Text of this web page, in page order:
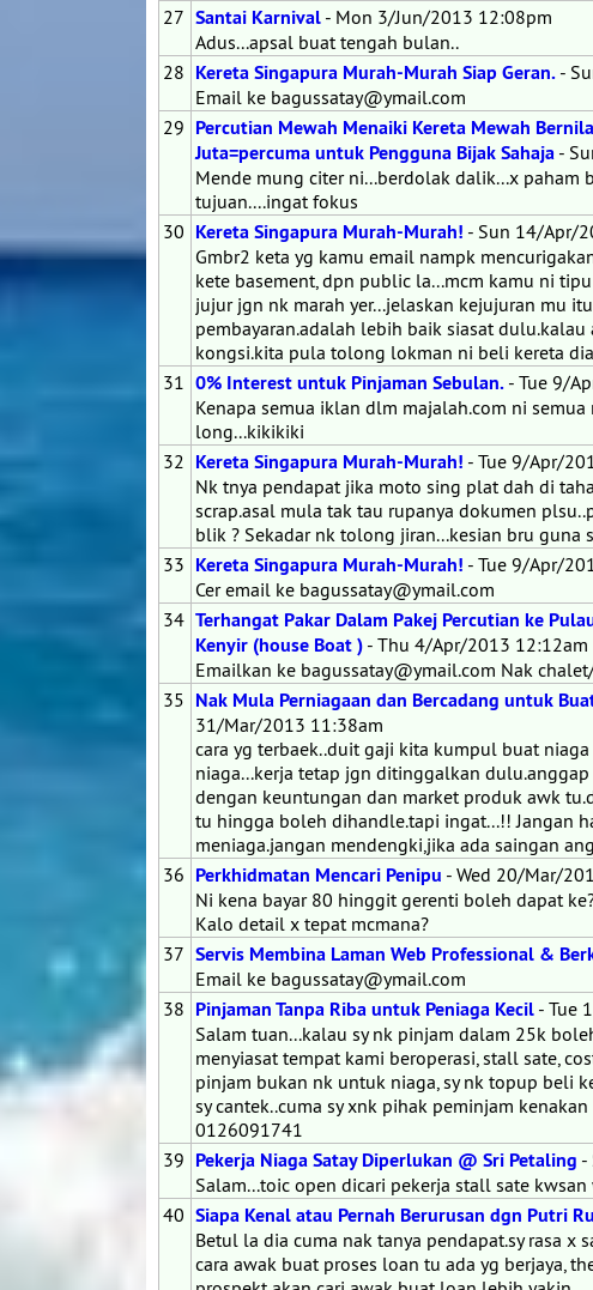
27 Santai Karnival - Mon 3/Jun/2013 12:08pm
Adus...apsal buat tengah bulan..
28 Kereta Singapura Murah-Murah Siap Geran. -
Email ke bagussatay@ymail.com
29 Percutian Mewah Menaiki Kereta Mewah
Juta=percuma untuk Pengguna Bijak Sahaja -
Mende mung citer ni...berdolak dalik...x paham
tujuan....ingat fokus
30 Kereta Singapura Murah-Murah! - Sun 14/Apr/
Gmbr2 keta yg kamu email nampk
kete basement, dpn public la...mcm kamu ni
jujur jgn nk marah yer...jelaskan kejujuran mu
pembayaran.adalah lebih baik siasat
kongsi.kita pula tolong lokman ni beli kereta
31 0% Interest untuk Pinjaman Sebulan. - Tue 9/
Kenapa semua iklan dlm majalah.com ni
long...kikikiki
32 Kereta Singapura Murah-Murah! - Tue 9/Apr/
Nk tnya pendapat jika moto sing plat dah di
scrap.asal mula tak tau rupanya dokumen
blik ? Sekadar nk tolong jiran...kesian bru guna
33 Kereta Singapura Murah-Murah! - Tue 9/Apr/
Cer email ke bagussatay@ymail.com
34 Terhangat Pakar Dalam Pakej Percutian ke
Kenyir (house Boat ) - Thu 4/Apr/2013 12:12am
Emailkan ke bagussatay@ymail.com Nak
35 Nak Mula Perniagaan dan Bercadang untuk
31/Mar/2013 11:38am
cara yg terbaek..duit gaji kita kumpul buat
niaga...kerja tetap jgn ditinggalkan
dengan keuntungan dan market produk awk
tu hingga boleh dihandle.tapi ingat...!! Jangan
meniaga.jangan mendengki,jika ada saingan
36 Perkhidmatan Mencari Penipu - Wed 20/Mar/
Ni kena bayar 80 hinggit gerenti boleh dapat
Kalo detail x tepat mcmana?
37 Servis Membina Laman Web Professional &
Email ke bagussatay@ymail.com
38 Pinjaman Tanpa Riba untuk Peniaga Kecil - Tue
Salam tuan...kalau sy nk pinjam dalam 25k
menyiasat tempat kami beroperasi, stall sate,
pinjam bukan nk untuk niaga, sy nk topup beli
sy cantek..cuma sy xnk pihak peminjam
0126091741
39 Pekerja Niaga Satay Diperlukan @ Sri Petaling -
Salam...toic open dicari pekerja stall sate
40 Siapa Kenal atau Pernah Berurusan dgn Putri
Betul la dia cuma nak tanya pendapat.sy rasa
cara awak buat proses loan tu ada yg berjaya,